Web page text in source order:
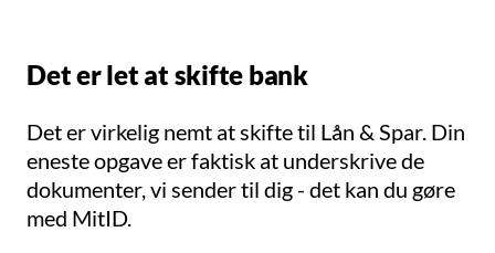
Det er let at skifte bank
Det er virkelig nemt at skifte til Lån & Spar. Din
eneste opgave er faktisk at underskrive de
dokumenter, vi sender til dig - det kan du gøre
med MitID.